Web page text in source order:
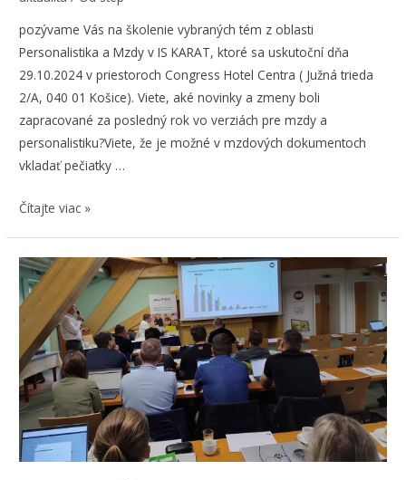
pozývame Vás na školenie vybraných tém z oblasti
Personalistika a Mzdy v IS KARAT, ktoré sa uskutoční dňa
29.10.2024 v priestoroch Congress Hotel Centra ( Južná trieda
2/A, 040 01 Košice). Viete, aké novinky a zmeny boli
zapracované za posledný rok vo verziách pre mzdy a
personalistiku?Viete, že je možné v mzdových dokumentoch
vkladať pečiatky …
Školenie
z
oblasti
Personalistika
Mzdy
v
IS
KARAT
29.10.2024
Čítajte viac »